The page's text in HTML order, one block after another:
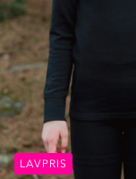
LAVPRIS
LAVPRIS